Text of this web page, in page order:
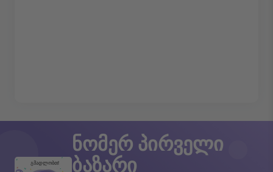
გმადლობთ!
ნომერ პირველი
ბაზარი